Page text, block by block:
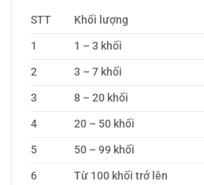
STT Khối lượng
1
1 – 3 khối
2
3 – 7 khối
3
8 – 20 khối
4
20 – 50 khối
5
50 – 99 khối
6
Từ 100 khối trở lên